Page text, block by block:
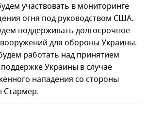
участвовать в мониторинге
огня под руководством США.
поддерживать долгосрочное
для обороны Украины.
работать над принятием
Украины в случае
нападения со стороны
Стармер.